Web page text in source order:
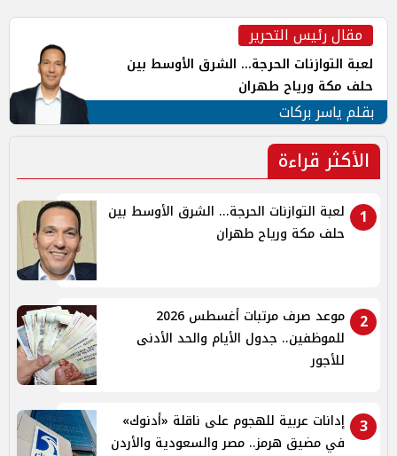
مقال رئيس التحرير
لعبة التوازنات الحرجة... الشرق الأوسط بين
حلف مكة ورياح طهران
بقلم ياسر بركات
الأكثر قراءة
1
لعبة التوازنات الحرجة... الشرق الأوسط بين
حلف مكة ورياح طهران
2
موعد صرف مرتبات أغسطس 2026
للموظفين.. جدول الأيام والحد الأدنى
للأجور
3
إدانات عربية للهجوم على ناقلة «أدنوك»
في مضيق هرمز.. مصر والسعودية والأردن